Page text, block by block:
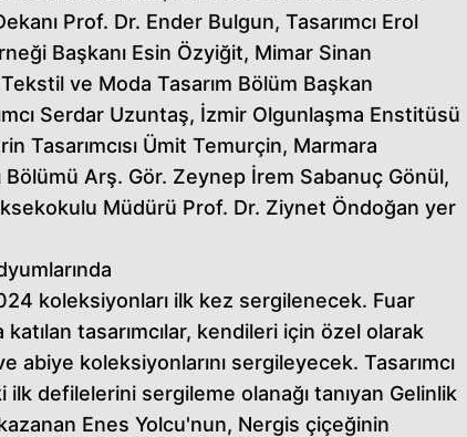
Prof. Dr. Ender Bulgun, Tasarımcı Erol
Başkanı Esin Özyiğit, Mimar Sinan
ve Moda Tasarım Bölüm Başkan
Serdar Uzuntaş, İzmir Olgunlaşma Enstitüsü
Tasarımcısı Ümit Temurçin, Marmara
Arş. Gör. Zeynep İrem Sabanuç Gönül,
Müdürü Prof. Dr. Ziynet Öndoğan yer
koleksiyonları ilk kez sergilenecek. Fuar
tasarımcılar, kendileri için özel olarak
abiye koleksiyonlarını sergileyecek. Tasarımcı
defilelerini sergileme olanağı tanıyan Gelinlik
Enes Yolcu'nun, Nergis çiçeğinin